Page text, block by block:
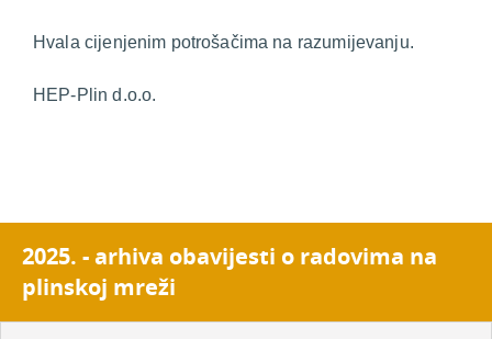
Hvala cijenjenim potrošačima na razumijevanju.
HEP-Plin d.o.o.
2025. - arhiva obavijesti o radovima na
plinskoj mreži